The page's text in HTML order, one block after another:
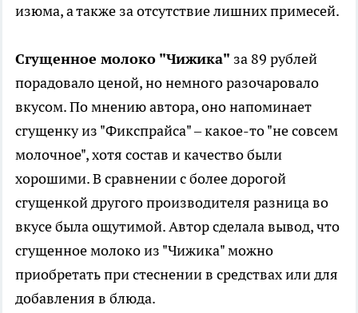
изюма, а также за отсутствие лишних примесей.
Сгущенное молоко "Чижика" за 89 рублей
порадовало ценой, но немного разочаровало
вкусом. По мнению автора, оно напоминает
сгущенку из "Фикспрайса" – какое-то "не совсем
молочное", хотя состав и качество были
хорошими. В сравнении с более дорогой
сгущенкой другого производителя разница во
вкусе была ощутимой. Автор сделала вывод, что
сгущенное молоко из "Чижика" можно
приобретать при стеснении в средствах или для
добавления в блюда.